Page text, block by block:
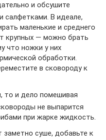
и обсушите
салфетками. В идеале,
маленькие и среднего
крупных — можно брать
что ножки у них
обработки.
в сковороду к
то и дело помешивая
не выпарится
при жарке жидкость.
заметно суше, добавьте к